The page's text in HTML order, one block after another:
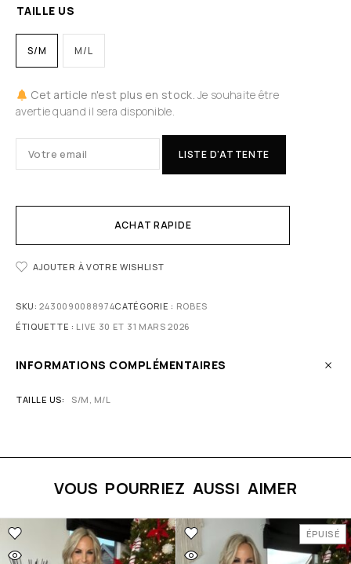
TAILLE US
S/M M/L
Cet article n'est plus en stock. Je souhaite être
avertie quand il sera disponible.
LISTE D'ATTENTE
ACHAT RAPIDE
AJOUTER À VOTRE WISHLIST
SKU:2430090088974CATÉGORIE : ROBES
ÉTIQUETTE : LIVE 30 ET 31 MARS 2026
INFORMATIONS COMPLÉMENTAIRES
TAILLE US S/M, M/L
VOUS POURRIEZ AUSSI AIMER
ÉPUISÉ